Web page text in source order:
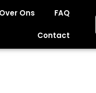
Over Ons FAQ
Contact